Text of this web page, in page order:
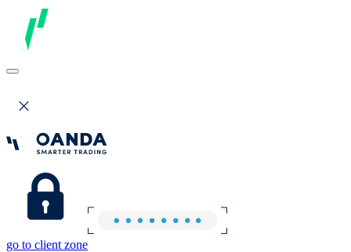
go to client zone